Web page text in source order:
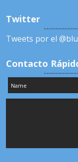
Twitter
Tweets por el
Contacto